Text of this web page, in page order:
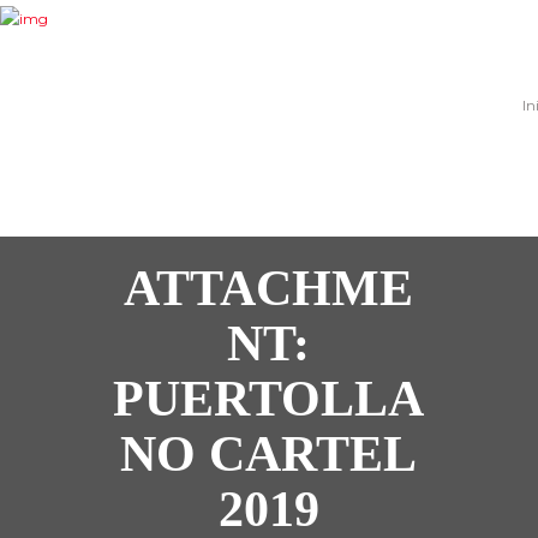
ATTACHME
NT:
PUERTOLLA
NO CARTEL
2019